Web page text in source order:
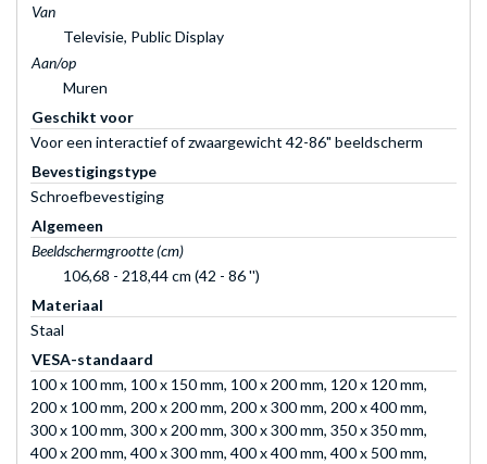
Van
Televisie, Public Display
Aan/op
Muren
Geschikt voor
Voor een interactief of zwaargewicht 42-86" beeldscherm
Bevestigingstype
Schroefbevestiging
Algemeen
Beeldschermgrootte (cm)
106,68 - 218,44 cm (42 - 86 '')
Materiaal
Staal
VESA-standaard
100 x 100 mm, 100 x 150 mm, 100 x 200 mm, 120 x 120 mm,
200 x 100 mm, 200 x 200 mm, 200 x 300 mm, 200 x 400 mm,
300 x 100 mm, 300 x 200 mm, 300 x 300 mm, 350 x 350 mm,
400 x 200 mm, 400 x 300 mm, 400 x 400 mm, 400 x 500 mm,